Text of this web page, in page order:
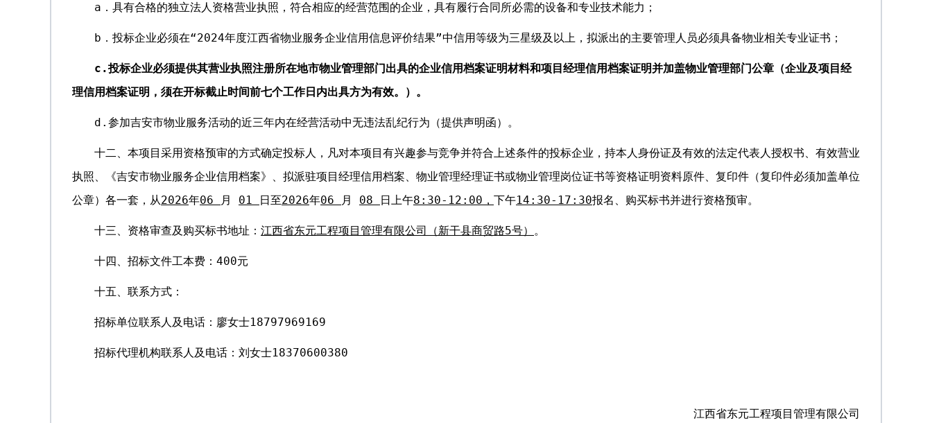
a．具有合格的独立法人资格营业执照，符合相应的经营范围的企业，具有履行合同所必需的设备和专业技术能力；
b．投标企业必须在“2024年度江西省物业服务企业信用信息评价结果”中信用等级为三星级及以上，拟派出的主要管理人员必须具备物业相关专业证书；
c.投标企业必须提供其营业执照注册所在地市物业管理部门出具的企业信用档案证明材料和项目经理信用档案证明并加盖物业管理部门公章（企业及项目经
理信用档案证明，须在开标截止时间前七个工作日内出具方为有效。）。
d.参加吉安市物业服务活动的近三年内在经营活动中无违法乱纪行为（提供声明函）。
十二、本项目采用资格预审的方式确定投标人，凡对本项目有兴趣参与竞争并符合上述条件的投标企业，持本人身份证及有效的法定代表人授权书、有效营业
执照、《吉安市物业服务企业信用档案》、拟派驻项目经理信用档案、物业管理经理证书或物业管理岗位证书等资格证明资料原件、复印件（复印件必须加盖单位
公章）各一套，从2026年06 月 01 日至2026年06 月 08 日上午8:30-12:00， 下午14:30-17:30报名、购买标书并进行资格预审。
十三、资格审查及购买标书地址： 江西省东元工程项目管理有限公司（新干县商贸路5号） 。
十四、招标文件工本费：400元
十五、联系方式：
招标单位联系人及电话：廖女士18797969169
招标代理机构联系人及电话：刘女士18370600380
江西省东元工程项目管理有限公司